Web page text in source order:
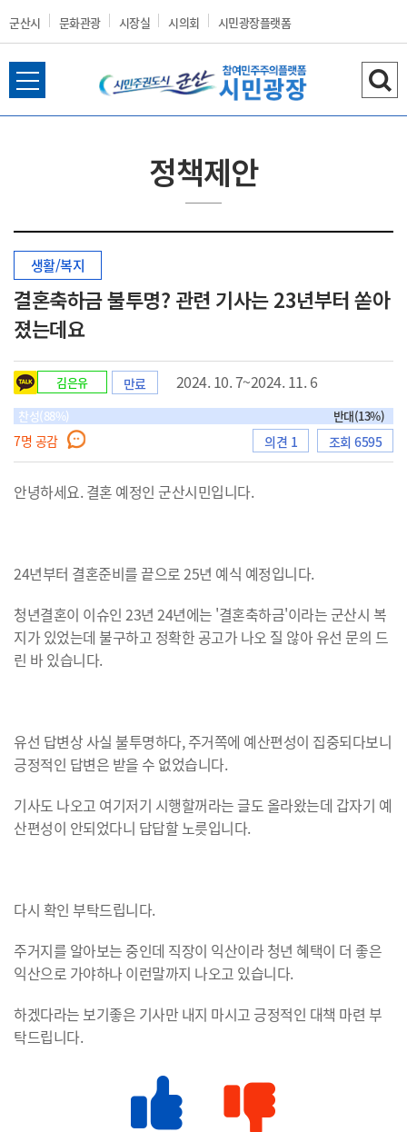
군산시 문화관광 시장실 시의회 시민광장플랫폼
군
시
홈
으
로
이
동
전
체
검
색
정책제안
생활/복지
결혼축하금 불투명? 관련 기사는 23년부터 쏟아
졌는데요
김은유 만료 2024. 10. 7~2024. 11. 6
찬성(88%) 반대(13%)
7명 공감 의견 1 조회 6595
안녕하세요. 결혼 예정인 군산시민입니다.
24년부터 결혼준비를 끝으로 25년 예식 예정입니다.
청년결혼이 이슈인 23년 24년에는 '결혼축하금'이라는 군산시 복
지가 있었는데 불구하고 정확한 공고가 나오 질 않아 유선 문의 드
린 바 있습니다.
유선 답변상 사실 불투명하다, 주거쪽에 예산편성이 집중되다보니
긍정적인 답변은 받을 수 없었습니다.
기사도 나오고 여기저기 시행할꺼라는 글도 올라왔는데 갑자기 예
산편성이 안되었다니 답답할 노릇입니다.
다시 확인 부탁드립니다.
주거지를 알아보는 중인데 직장이 익산이라 청년 혜택이 더 좋은
익산으로 가야하나 이런말까지 나오고 있습니다.
하겠다라는 보기좋은 기사만 내지 마시고 긍정적인 대책 마련 부
탁드립니다.